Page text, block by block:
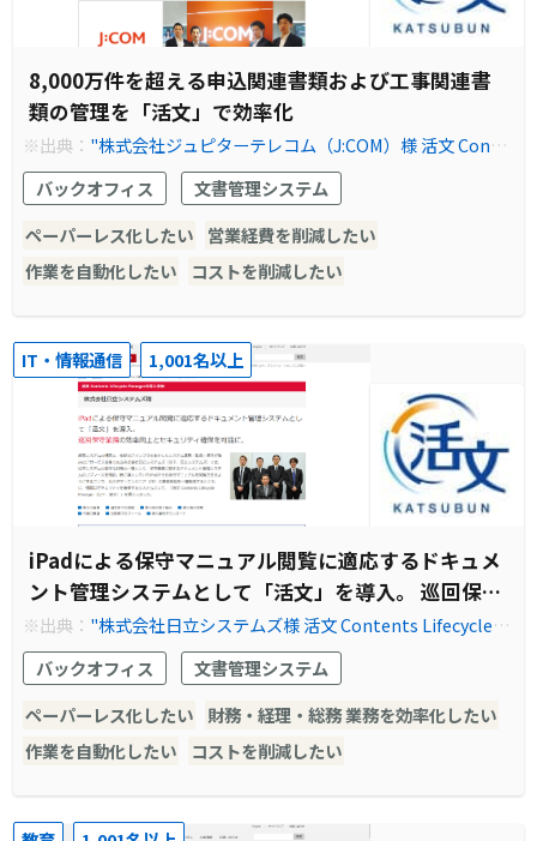
8,000万件を超える申込関連書類および工事関連書
類の管理を「活文」で効率化
※出典： "株式会社ジュピターテレコム（J:COM）様 活文 Conte
nts Lifecycle Manager・活文 企業内検索基盤の導入事例やシス
テム構築例を紹介｜事例紹介｜株式会社日立ソリューションズ"
バックオフィス
文書管理システム
ペーパーレス化したい
営業経費を削減したい
作業を自動化したい
コストを削減したい
IT・情報通信 1,001名以上
iPadによる保守マニュアル閲覧に適応するドキュメ
ント管理システムとして「活文」を導入。 巡回保守
業務の効率向上とセキュリティ確保を可能に。
※出典： "株式会社日立システムズ様 活文 Contents Lifecycle M
anagerの導入事例やシステム構築例を紹介｜事例紹介｜株式会
社日立ソリューションズ"
バックオフィス
文書管理システム
ペーパーレス化したい
財務・経理・総務 業務を効率化したい
作業を自動化したい
コストを削減したい